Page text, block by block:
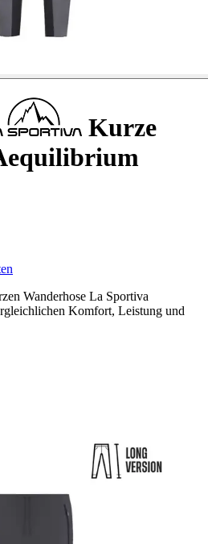
Kurze
Wanderhose La Sportiva
Komfort, Leistung und